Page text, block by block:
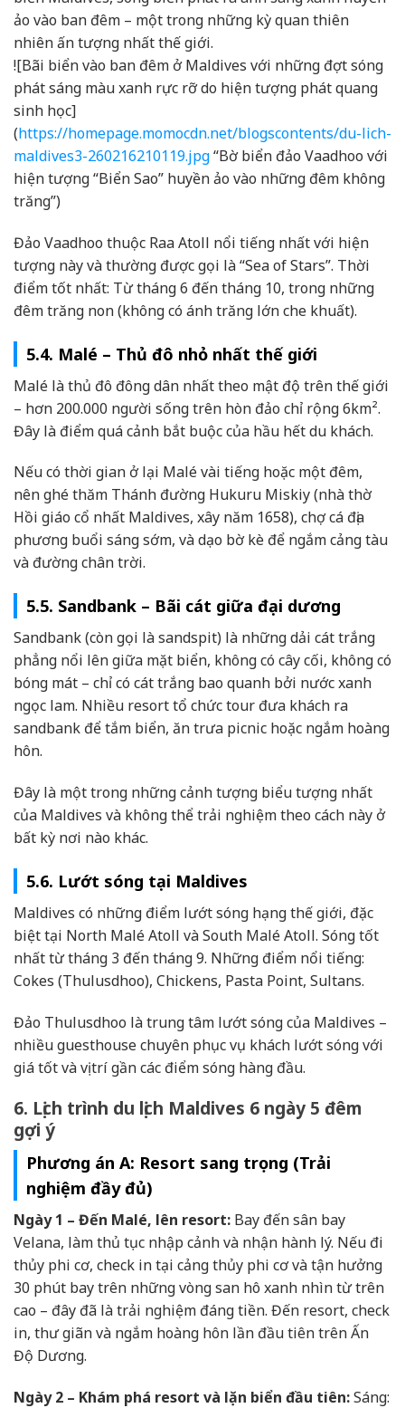
ảo vào ban đêm – một trong những kỳ quan thiên
nhiên ấn tượng nhất thế giới.
![Bãi biển vào ban đêm ở Maldives với những đợt sóng
phát sáng màu xanh rực rỡ do hiện tượng phát quang
sinh học]
(https://homepage.momocdn.net/blogscontents/du-lich-
maldives3-260216210119.jpg“Bờ biển đảo Vaadhoo với
hiện tượng “Biển Sao” huyền ảo vào những đêm không
trăng”)
Đảo Vaadhoo thuộc Raa Atoll nổi tiếng nhất với hiện
tượng này và thường được gọi là “Sea of Stars”. Thời
điểm tốt nhất: Từ tháng 6 đến tháng 10, trong những
đêm trăng non (không có ánh trăng lớn che khuất).
5.4. Malé – Thủ đô nhỏ nhất thế giới
Malé là thủ đô đông dân nhất theo mật độ trên thế giới
– hơn 200.000 người sống trên hòn đảo chỉ rộng 6km².
Đây là điểm quá cảnh bắt buộc của hầu hết du khách.
Nếu có thời gian ở lại Malé vài tiếng hoặc một đêm,
nên ghé thăm Thánh đường Hukuru Miskiy (nhà thờ
Hồi giáo cổ nhất Maldives, xây năm 1658), chợ cá địa
phương buổi sáng sớm, và dạo bờ kè để ngắm cảng tàu
và đường chân trời.
5.5. Sandbank – Bãi cát giữa đại dương
Sandbank (còn gọi là sandspit) là những dải cát trắng
phẳng nổi lên giữa mặt biển, không có cây cối, không có
bóng mát – chỉ có cát trắng bao quanh bởi nước xanh
ngọc lam. Nhiều resort tổ chức tour đưa khách ra
sandbank để tắm biển, ăn trưa picnic hoặc ngắm hoàng
hôn.
Đây là một trong những cảnh tượng biểu tượng nhất
của Maldives và không thể trải nghiệm theo cách này ở
bất kỳ nơi nào khác.
5.6. Lướt sóng tại Maldives
Maldives có những điểm lướt sóng hạng thế giới, đặc
biệt tại North Malé Atoll và South Malé Atoll. Sóng tốt
nhất từ tháng 3 đến tháng 9. Những điểm nổi tiếng:
Cokes (Thulusdhoo), Chickens, Pasta Point, Sultans.
Đảo Thulusdhoo là trung tâm lướt sóng của Maldives –
nhiều guesthouse chuyên phục vụ khách lướt sóng với
giá tốt và vị trí gần các điểm sóng hàng đầu.
6. Lịch trình du lịch Maldives 6 ngày 5 đêm
gợi ý
Phương án A: Resort sang trọng (Trải
nghiệm đầy đủ)
Ngày 1 – Đến Malé, lên resort: Bay đến sân bay
Velana, làm thủ tục nhập cảnh và nhận hành lý. Nếu đi
thủy phi cơ, check in tại cảng thủy phi cơ và tận hưởng
30 phút bay trên những vòng san hô xanh nhìn từ trên
cao – đây đã là trải nghiệm đáng tiền. Đến resort, check
in, thư giãn và ngắm hoàng hôn lần đầu tiên trên Ấn
Độ Dương.
Ngày 2 – Khám phá resort và lặn biển đầu tiên:Sáng: